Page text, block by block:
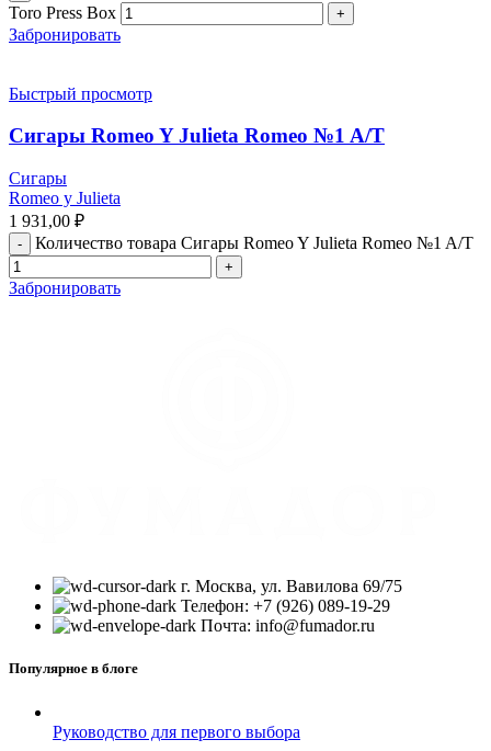
Toro Press Box
Забронировать
Быстрый просмотр
Сигары Romeo Y Julieta Romeo №1 A/T
Сигары
Romeo y Julieta
1 931,00 ₽
Количество товара Сигары Romeo Y Julieta Romeo №1 A/T
Забронировать
г. Москва, ул. Вавилова 69/75
Телефон: +7 (926) 089-19-29
Почта: info@fumador.ru
Популярное в блоге
Руководство для первого выбора